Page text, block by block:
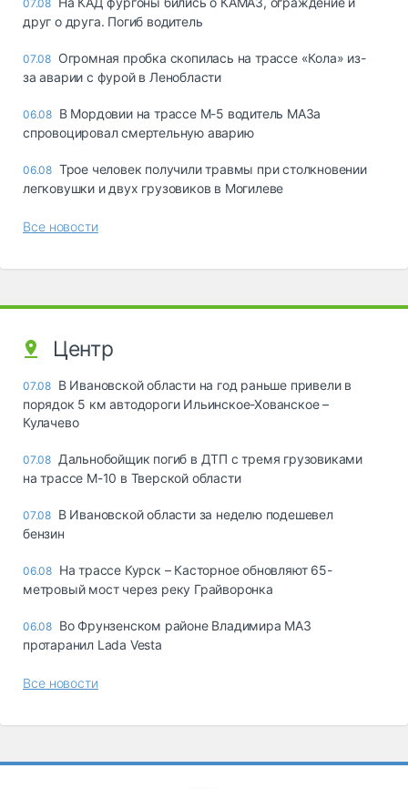
07.08
друг о друга. Погиб водитель
07.08 Огромная пробка скопилась на трассе «Кола» из-
за аварии с фурой в Ленобласти
06.08 В Мордовии на трассе М-5 водитель МАЗа
спровоцировал смертельную аварию
06.08 Трое человек получили травмы при столкновении
легковушки и двух грузовиков в Могилеве
Все новости
Центр
07.08 В Ивановской области на год раньше привели в
порядок 5 км автодороги Ильинское-Хованское –
Кулачево
07.08 Дальнобойщик погиб в ДТП с тремя грузовиками
на трассе М-10 в Тверской области
07.08 В Ивановской области за неделю подешевел
бензин
06.08 На трассе Курск – Касторное обновляют 65-
метровый мост через реку Грайворонка
06.08 Во Фрунзенском районе Владимира МАЗ
протаранил Lada Vesta
Все новости